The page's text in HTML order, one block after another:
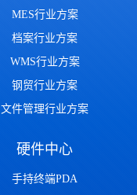
MES行业方案
档案行业方案
WMS行业方案
钢贸行业方案
文件管理行业方案
硬件中心
手持终端PDA